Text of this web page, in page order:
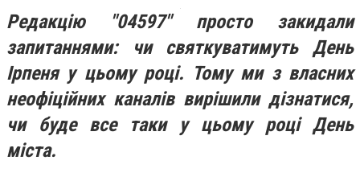
Редакцію "04597" просто закидали
запитаннями: чи святкуватимуть День
Ірпеня у цьому році. Тому ми з власних
неофіційних каналів вирішили дізнатися,
чи буде все таки у цьому році День
міста.